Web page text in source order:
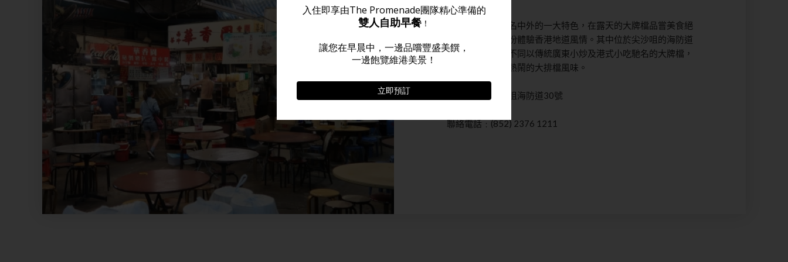
作為香港其中馳名中外的一大特色，在露天的大牌檔品嘗美食絕
對能夠給旅客充份體驗香港地道風情。其中位於尖沙咀的海防道
臨時街巿更雲集不同以傳統廣東小炒及港式小吃馳名的大牌檔，
令旅客感受洋溢熱鬧的大排檔風味。
地址﹕九龍尖沙咀海防道30號
聯絡電話﹕(852) 2376 1211